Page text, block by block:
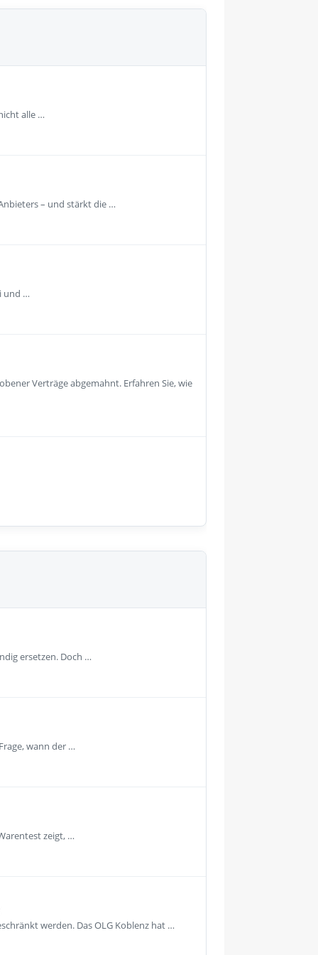
alle …
– und stärkt die …
und …
Verträge abgemahnt. Erfahren Sie, wie
ersetzen. Doch …
wann der …
zeigt, …
werden. Das OLG Koblenz hat …